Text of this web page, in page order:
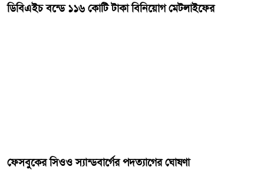
ডিবিএইচ বন্ডে ১১৬ কোটি টাকা বিনিয়োগ মেটলাইফের
ফেসবুকের সিওও স্যান্ডবার্গের পদত্যাগের ঘোষণা